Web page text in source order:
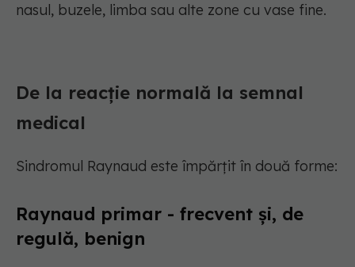
nasul, buzele, limba sau alte zone cu vase fine.
De la reacție normală la semnal
medical
Sindromul Raynaud este împărțit în două forme:
Raynaud primar - frecvent și, de
regulă, benign